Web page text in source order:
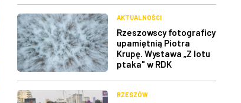
AKTUALNOŚCI
Rzeszowscy fotograficy
upamiętnią Piotra
Krupę. Wystawa „Z lotu
ptaka" w RDK
RZESZÓW